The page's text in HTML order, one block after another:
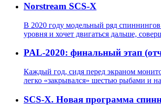
Norstream SCS-X
В 2020 году модельный ряд
уровня и хочет двигаться дальше,
PAL-2020: финальный этап
Каждый год, сидя перед экраном
легко «закрывался» шестью рыбами и
SCS-X. Новая программа